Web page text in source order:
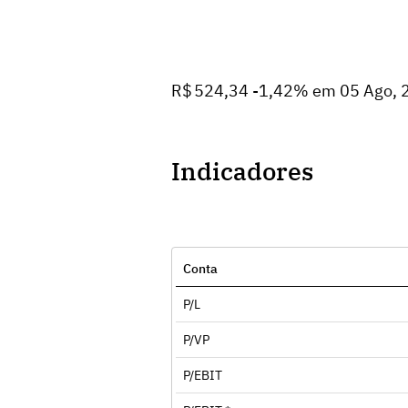
R$ 524,34 -1,42% em 05 Ago,
Indicadores
Conta
P/L
P/VP
P/EBIT